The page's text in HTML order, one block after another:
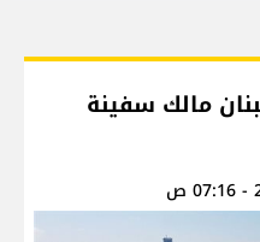
مالك سفينة